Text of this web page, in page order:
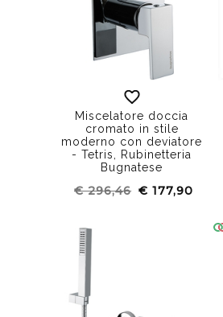
Miscelatore doccia
cromato in stile
moderno con deviatore
- Tetris, Rubinetteria
Bugnatese
€ 296,46 € 177,90